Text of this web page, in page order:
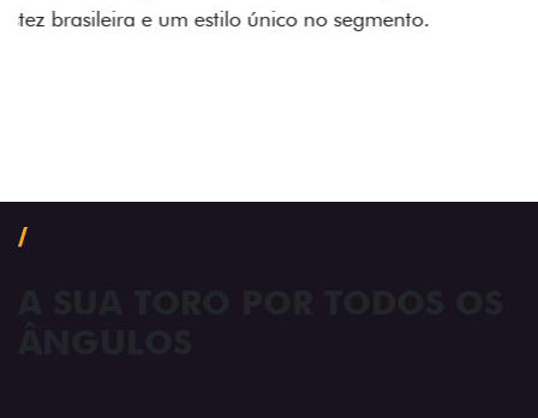
impecável e detalhes escurecidos.